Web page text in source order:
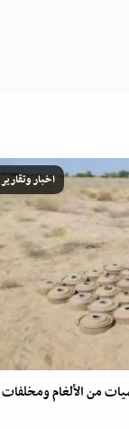
اخبار وتقارير
من الألغام ومخلفات